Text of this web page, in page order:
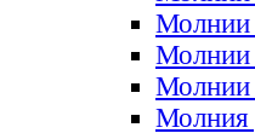
Молнии
Молнии
Молнии
Молния